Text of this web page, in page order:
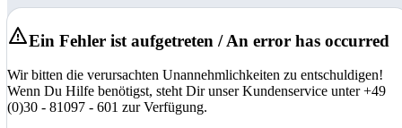
Ein Fehler ist aufgetreten / An error has occurred
Wir bitten die verursachten Unannehmlichkeiten zu entschuldigen!
Wenn Du Hilfe benötigst, steht Dir unser Kundenservice unter +49
(0)30 - 81097 - 601 zur Verfügung.